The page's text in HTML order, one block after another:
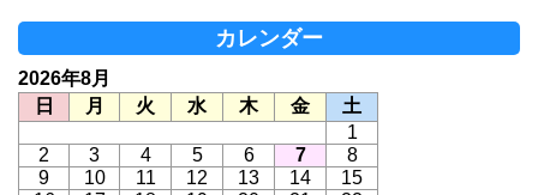
カレンダー
2026年8月
日
月 火 水 木 金
土
1
2
3 4 5 6 7
8
9
10 11 12 13 14
15